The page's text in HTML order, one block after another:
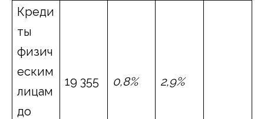
Креди
ты
физич
еским
лицам
до
19 355 0,8% 2,9%